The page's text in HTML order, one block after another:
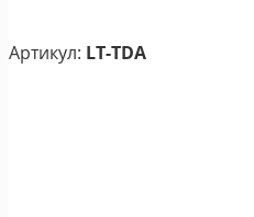
Артикул: LT-TDA